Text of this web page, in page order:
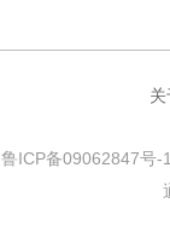
关
鲁ICP备09062847号-1